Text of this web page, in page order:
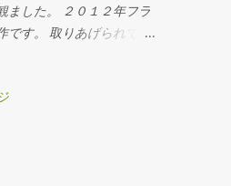
顛末をまとめておきま
ました。 ２０１２年フラ
です。 取りあげられてい
トア、ルーマニアの養豚